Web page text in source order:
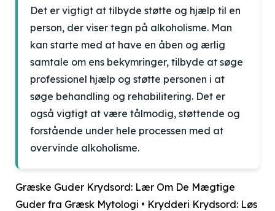
Det er vigtigt at tilbyde støtte og hjælp til en
person, der viser tegn på alkoholisme. Man
kan starte med at have en åben og ærlig
samtale om ens bekymringer, tilbyde at søge
professionel hjælp og støtte personen i at
søge behandling og rehabilitering. Det er
også vigtigt at være tålmodig, støttende og
forstående under hele processen med at
overvinde alkoholisme.
Græske Guder Krydsord: Lær Om De Mægtige
Guder fra Græsk Mytologi • Krydderi Krydsord: Løs